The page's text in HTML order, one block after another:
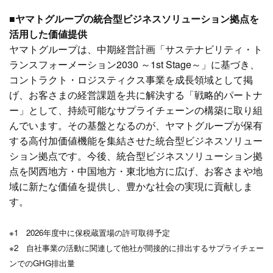
■ヤマトグループの統合型ビジネスソリューション拠点を
活用した価値提供
ヤマトグループは、中期経営計画「サステナビリティ・ト
ランスフォーメーション2030 ～1st Stage～」に基づき、
コントラクト・ロジスティクス事業を成長領域として掲
げ、お客さまの経営課題を共に解決する「戦略的パートナ
ー」として、持続可能なサプライチェーンの構築に取り組
んでいます。その基盤となるのが、ヤマトグループが保有
する高付加価値機能を集結させた統合型ビジネスソリュー
ション拠点です。今後、統合型ビジネスソリューション拠
点を関西地方・中国地方・東北地方に広げ、お客さまや地
域に新たな価値を提供し、豊かな社会の実現に貢献しま
す。
※1 2026年度中に保税蔵置場の許可取得予定
※2 自社事業の活動に関連して他社が間接的に排出するサプライチェー
ンでのGHG排出量